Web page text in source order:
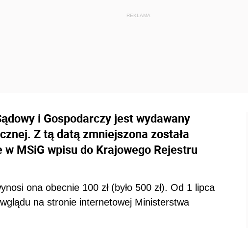
i Gospodarczy jest wydawany
Z tą datą zmniejszona została
w MSiG wpisu do Krajowego Rejestru
ona obecnie 100 zł (było 500 zł). Od 1 lipca
na stronie internetowej Ministerstwa